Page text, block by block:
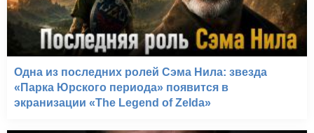
Одна из последних ролей Сэма Нила: звезда
«Парка Юрского периода» появится в
экранизации «The Legend of Zelda»